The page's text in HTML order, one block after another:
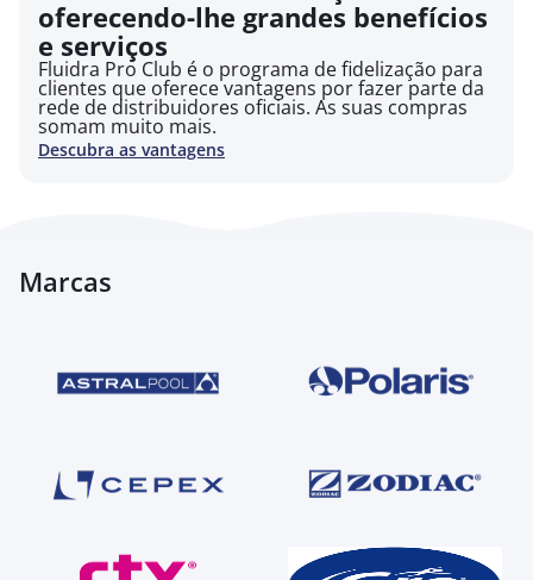
oferecendo-lhe grandes benefícios
e serviços
Fluidra Pro Club é o programa de fidelização para
clientes que oferece vantagens por fazer parte da
rede de distribuidores oficiais. As suas compras
somam muito mais.
Descubra as vantagens
Marcas